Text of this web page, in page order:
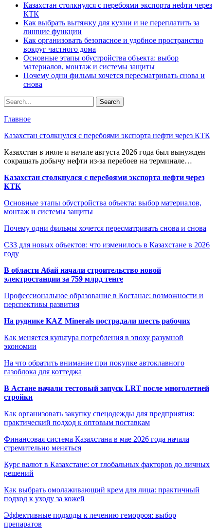
Казахстан столкнулся с перебоями экспорта нефти через
КТК
Как выбрать вытяжку для кухни и не переплатить за
лишние функции
Как организовать безопасное и удобное пространство
вокруг частного дома
Основные этапы обустройства объекта: выбор
материалов, монтаж и системы защиты
Почему одни фильмы хочется пересматривать снова и
снова
Главное
Казахстан столкнулся с перебоями экспорта нефти через КТК
Казахстан в июле и начале августа 2026 года был вынужден
сокращать добычу нефти из-за перебоев на терминале…
Казахстан столкнулся с перебоями экспорта нефти через
КТК
Основные этапы обустройства объекта: выбор материалов,
монтаж и системы защиты
Почему одни фильмы хочется пересматривать снова и снова
СЗЗ для новых объектов: что изменилось в Казахстане в 2026
году
В области Абай начали строительство новой
электростанции за 759 млрд тенге
Профессиональное образование в Костанае: возможности и
перспективы развития
На руднике KAZ Minerals пострадали шесть рабочих
Как меняется культура потребления в эпоху разумной
экономии
На что обратить внимание при покупке автоклавного
газоблока для коттеджа
В Астане начали тестовый запуск LRT после многолетней
стройки
Как организовать закупку спецодежды для предприятия:
практический подход к оптовым поставкам
Финансовая система Казахстана в мае 2026 года начала
стремительно меняться
Курс валют в Казахстане: от глобальных факторов до личных
решений
Как выбрать омолаживающий крем для лица: практичный
подход к уходу за кожей
Эффективные подходы к лечению геморроя: выбор
препаратов